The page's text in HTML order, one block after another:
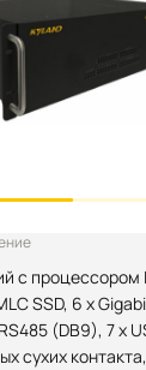
с процессором
SSD, 6 x
(DB9), 7 x
сухих